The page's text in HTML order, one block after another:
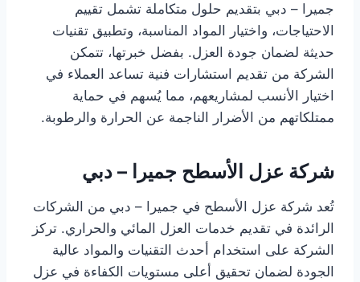
جميرا – دبي بتقديم حلول متكاملة تشمل تقييم
الاحتياجات، واختيار المواد المناسبة، وتطبيق تقنيات
حديثة لضمان جودة العزل. بفضل خبرتها، تتمكن
الشركة من تقديم استشارات فنية تساعد العملاء في
اختيار الأنسب لمشاريعهم، مما يُسهم في حماية
ممتلكاتهم من الأضرار الناجمة عن الحرارة والرطوبة.
شركة عزل الأسطح جميرا – دبي
تُعد شركة عزل الأسطح في جميرا – دبي من الشركات
الرائدة في تقديم خدمات العزل المائي والحراري. تركز
الشركة على استخدام أحدث التقنيات والمواد عالية
الجودة لضمان تحقيق أعلى مستويات الكفاءة في عزل